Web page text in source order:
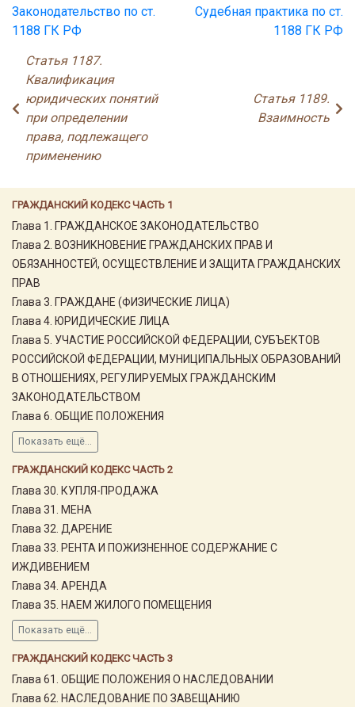
ГРАЖДАНСКИЙ КОДЕКС ЧАСТЬ 1
Глава 1. ГРАЖДАНСКОЕ ЗАКОНОДАТЕЛЬСТВО
Глава 2. ВОЗНИКНОВЕНИЕ ГРАЖДАНСКИХ ПРАВ И
ОБЯЗАННОСТЕЙ, ОСУЩЕСТВЛЕНИЕ И ЗАЩИТА ГРАЖДАНСКИХ
ПРАВ
Глава 3. ГРАЖДАНЕ (ФИЗИЧЕСКИЕ ЛИЦА)
Глава 4. ЮРИДИЧЕСКИЕ ЛИЦА
Глава 5. УЧАСТИЕ РОССИЙСКОЙ ФЕДЕРАЦИИ, СУБЪЕКТОВ
РОССИЙСКОЙ ФЕДЕРАЦИИ, МУНИЦИПАЛЬНЫХ ОБРАЗОВАНИЙ
В ОТНОШЕНИЯХ, РЕГУЛИРУЕМЫХ ГРАЖДАНСКИМ
ЗАКОНОДАТЕЛЬСТВОМ
Глава 6. ОБЩИЕ ПОЛОЖЕНИЯ
Показать ещё...
ГРАЖДАНСКИЙ КОДЕКС ЧАСТЬ 2
Глава 30. КУПЛЯ-ПРОДАЖА
Глава 31. МЕНА
Глава 32. ДАРЕНИЕ
Глава 33. РЕНТА И ПОЖИЗНЕННОЕ СОДЕРЖАНИЕ С
ИЖДИВЕНИЕМ
Глава 34. АРЕНДА
Глава 35. НАЕМ ЖИЛОГО ПОМЕЩЕНИЯ
Показать ещё...
ГРАЖДАНСКИЙ КОДЕКС ЧАСТЬ 3
Глава 61. ОБЩИЕ ПОЛОЖЕНИЯ О НАСЛЕДОВАНИИ
Глава 62. НАСЛЕДОВАНИЕ ПО ЗАВЕЩАНИЮ
Законодательство по ст.
1188 ГК РФ
Судебная практика по ст.
1188 ГК РФ
Статья 1187.
Квалификация
юридических понятий
при определении
права, подлежащего
применению
Статья 1189.
Взаимность